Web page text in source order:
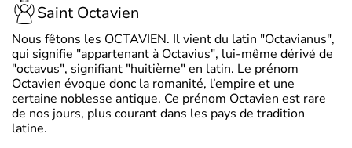
Saint Octavien
Nous fêtons les OCTAVIEN. Il vient du latin "Octavianus",
qui signifie "appartenant à Octavius", lui-même dérivé de
"octavus", signifiant "huitième" en latin. Le prénom
Octavien évoque donc la romanité, l’empire et une
certaine noblesse antique. Ce prénom Octavien est rare
de nos jours, plus courant dans les pays de tradition
latine.